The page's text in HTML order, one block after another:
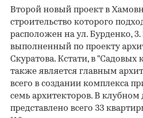
Второй новый проект в
строительство которого
расположен на ул. Бурденко,
выполненный по проекту
Скуратова. Кстати, в "Садовых
также является главным
всего в создании комплекса
семь архитекторов. В клубном
представлено всего 33